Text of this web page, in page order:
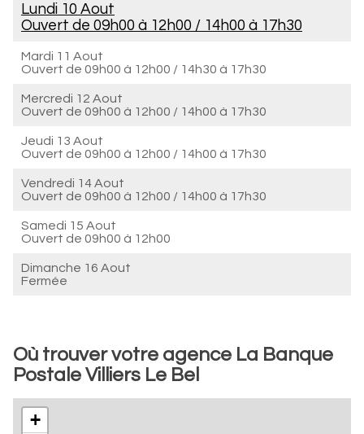
Lundi 10 Aout
Ouvert de 09h00 à 12h00 / 14h00 à 17h30
Mardi 11 Aout
Ouvert de 09h00 à 12h00 / 14h30 à 17h30
Mercredi 12 Aout
Ouvert de 09h00 à 12h00 / 14h00 à 17h30
Jeudi 13 Aout
Ouvert de 09h00 à 12h00 / 14h00 à 17h30
Vendredi 14 Aout
Ouvert de 09h00 à 12h00 / 14h00 à 17h30
Samedi 15 Aout
Ouvert de 09h00 à 12h00
Dimanche 16 Aout
Fermée
Où trouver votre agence La Banque
Postale Villiers Le Bel
+